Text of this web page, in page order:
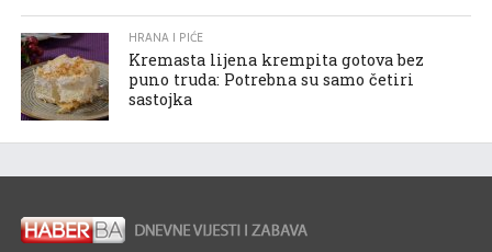
HRANA I PIĆE
Kremasta lijena krempita gotova bez
puno truda: Potrebna su samo četiri
sastojka